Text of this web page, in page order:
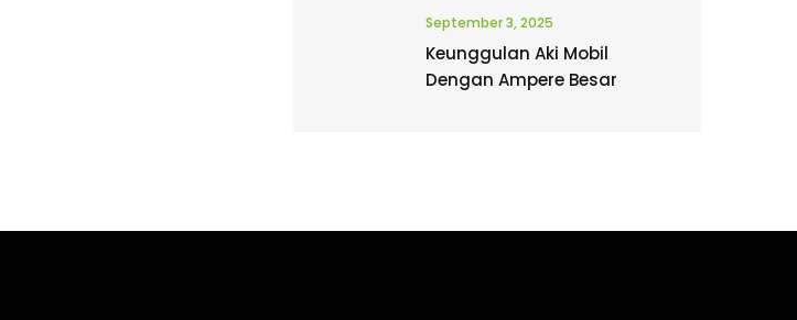
September 3, 2025
Keunggulan Aki Mobil
Dengan Ampere Besar